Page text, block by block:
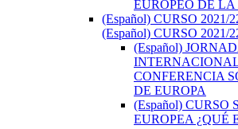
EUROPEO DE
(Español) CURSO 2021/
(Español) CURSO 2021/
(Español)
CONFERENCIA
DE EUROPA
(Español)
EUROPEA ¿QUÉ